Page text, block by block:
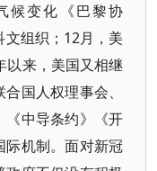
候变化《巴黎协
组织；12月，美
以来，美国又相继
国人权理事会、
《中导条约》《开
际机制。面对新冠